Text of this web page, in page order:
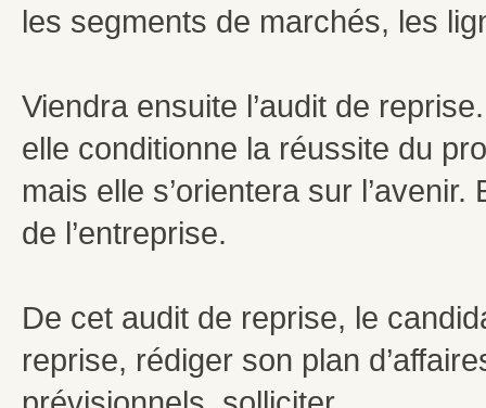
les segments de marchés, les
Viendra ensuite l’audit de
elle conditionne la réussite du
mais elle s’orientera sur
de l’entreprise.
De cet audit de reprise, le
reprise, rédiger son plan